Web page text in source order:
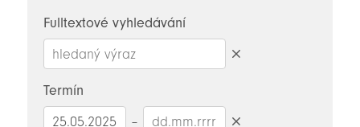
Fulltextové vyhledávání
Termín
–